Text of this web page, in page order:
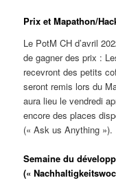
Prix et Mapathon/
Le PotM CH d’avril
de gagner des prix :
recevront des petits
seront remis lors du
aura lieu le vendredi
encore des places
(« Ask us Anything »).
Semaine du
(«